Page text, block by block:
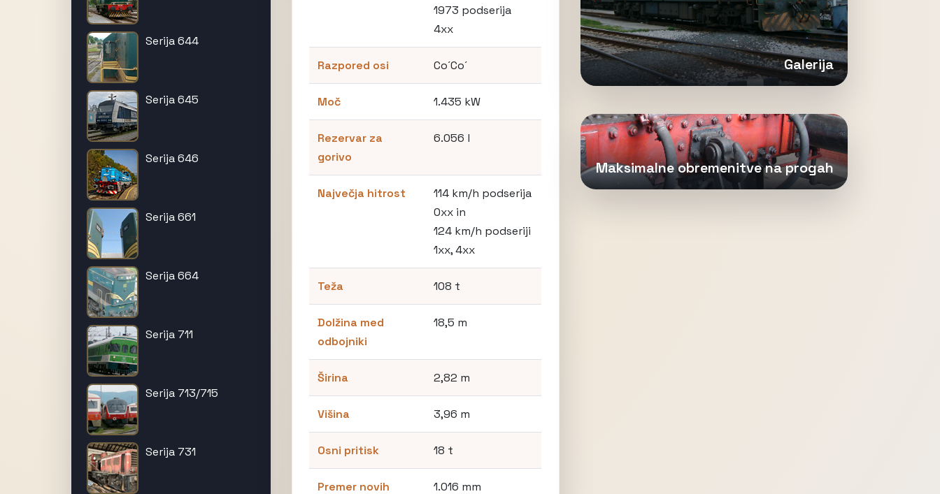
Serija 644
Serija 645
Serija 646
Serija 661
Serija 664
Serija 711
Serija 713/715
Serija 731
1973 podserija
4xx
Razpored osi Co´Co´
Moč 1.435 kW
Rezervar za
gorivo
6.056 l
Največja hitrost
114 km/h podserija
0xx in
124 km/h podseriji
1xx, 4xx
Teža 108 t
Dolžina med
odbojniki
18,5 m
Širina 2,82 m
Višina 3,96 m
Osni pritisk 18 t
Premer novih
1.016 mm
Galerija
Maksimalne obremenitve na progah